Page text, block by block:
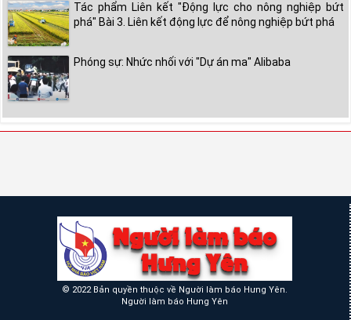
Tác phẩm Liên kết "Động lực cho nông nghiệp bứt
phá" Bài 3. Liên kết động lực để nông nghiệp bứt phá
Phóng sự: Nhức nhối với "Dự án ma" Alibaba
© 2022 Bản quyền thuộc về Người làm báo Hưng Yên.
Người làm báo Hưng Yên